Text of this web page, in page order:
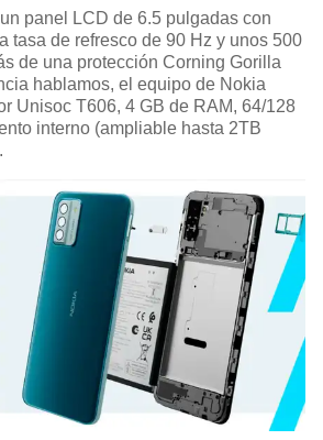
panel LCD de 6.5 pulgadas con
tasa de refresco de 90 Hz y unos 500
de una protección Corning Gorilla
hablamos, el equipo de Nokia
Unisoc T606, 4 GB de RAM, 64/128
interno (ampliable hasta 2TB